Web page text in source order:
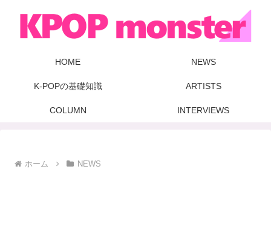
HOME NEWS
K-POPの基礎知識 ARTISTS
COLUMN INTERVIEWS
ホーム NEWS